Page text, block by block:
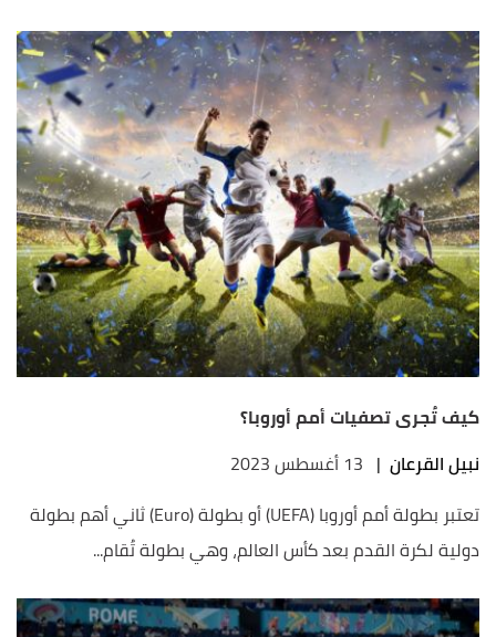
كيف تُجرى تصفيات أمم أوروبا؟
نبيل القرعان | 13 أغسطس 2023
تعتبر بطولة أمم أوروبا (UEFA) أو بطولة (Euro) ثاني أهم بطولة
دولية لكرة القدم بعد كأس العالم، وهي بطولة تُقام...